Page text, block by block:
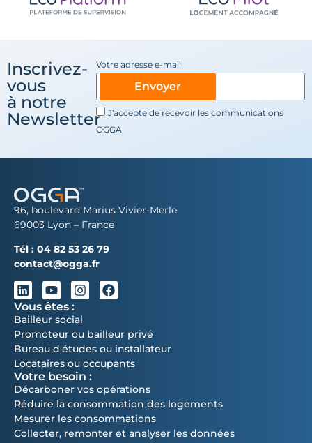
Inscrivez-
vous
à notre
Newsletter
Votre adresse e-mail
J'accepte de recevoir les communications
OGGA
Envoyer
96, boulevard Marius Vivier-Merle
69003 Lyon – France
Tél : 04 82 53 26 79
contact@ogga.fr
Vous êtes :
Bailleur social
Promoteur ou bailleur privé
Bureau d'études ou installateur
Locataires ou occupants
Votre besoin :
Décarboner vos opérations
Réduire la consommation des logements
Mesurer les consommations
Collecter, remonter et analyser les données